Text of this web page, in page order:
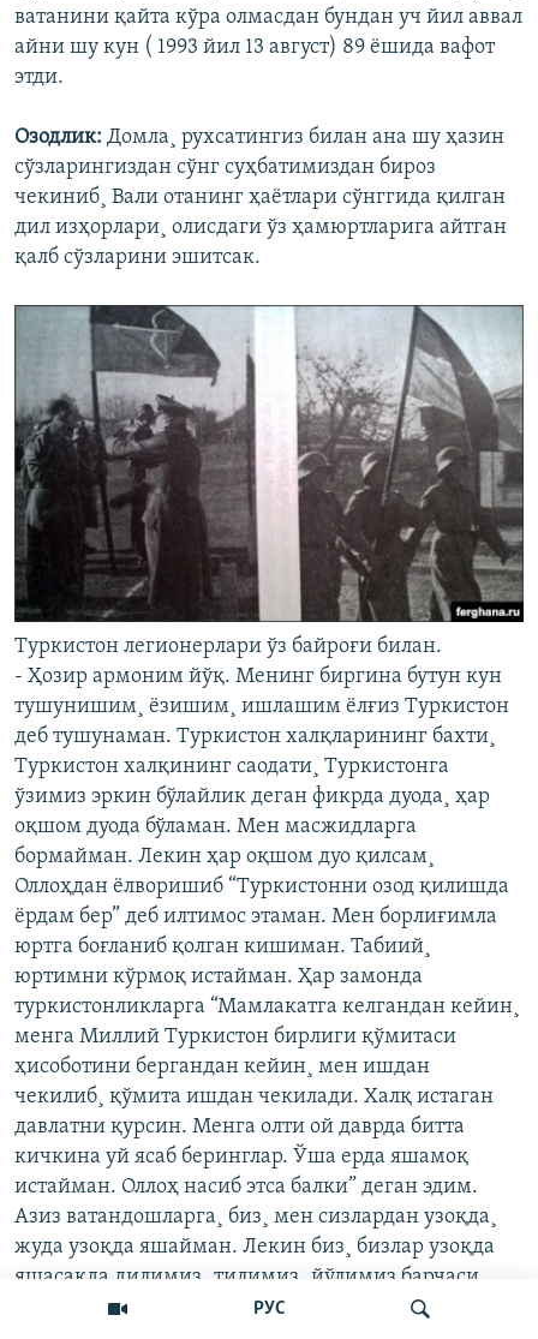
РУС
ватанини қайта кўра олмасдан бундан уч йил аввал
айни шу кун ( 1993 йил 13 август) 89 ëшида вафот
этди.
Озодлик: Домла¸ рухсатингиз билан ана шу ҳазин
сўзларингиздан сўнг суҳбатимиздан бироз
чекиниб¸ Вали отанинг ҳаëтлари сўнггида қилган
дил изҳорлари¸ олисдаги ўз ҳамюртларига айтган
қалб сўзларини эшитсак.
Туркистон легионерлари ўз байроғи билан.
- Ҳозир армоним йўқ. Менинг биргина бутун кун
тушунишим¸ ëзишим¸ ишлашим ëлғиз Туркистон
деб тушунаман. Туркистон халқларининг бахти¸
Туркистон халқининг саодати¸ Туркистонга
ўзимиз эркин бўлайлик деган фикрда дуода¸ ҳар
оқшом дуода бўламан. Мен масжидларга
бормайман. Лекин ҳар оқшом дуо қилсам¸
Оллоҳдан ëлворишиб “Туркистонни озод қилишда
ëрдам бер” деб илтимос этаман. Мен борлиғимла
юртга боғланиб қолган кишиман. Табиий¸
юртимни кўрмоқ истайман. Ҳар замонда
туркистонликларга “Мамлакатга келгандан кейин¸
менга Миллий Туркистон бирлиги қўмитаси
ҳисоботини бергандан кейин¸ мен ишдан
чекилиб¸ қўмита ишдан чекилади. Халқ истаган
давлатни қурсин. Менга олти ой даврда битта
кичкина уй ясаб беринглар. Ўша ерда яшамоқ
истайман. Оллоҳ насиб этса балки” деган эдим.
Азиз ватандошларга¸ биз¸ мен сизлардан узоқда¸
жуда узоқда яшайман. Лекин биз¸ бизлар узоқда
яшасакда дилимиз¸ тилимиз¸ йўлимиз барчаси
сизлар билан бирликда. Яъни Туркистон эркинлик